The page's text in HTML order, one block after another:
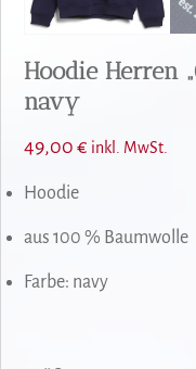
Hoodie Herren
navy
49,00 € inkl. MwSt.
Hoodie
aus 100 % Baumwolle
Farbe: navy